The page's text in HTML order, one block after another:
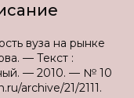
вуза на рынке
— Текст :
— 2010. — № 10
archive/21/2111.